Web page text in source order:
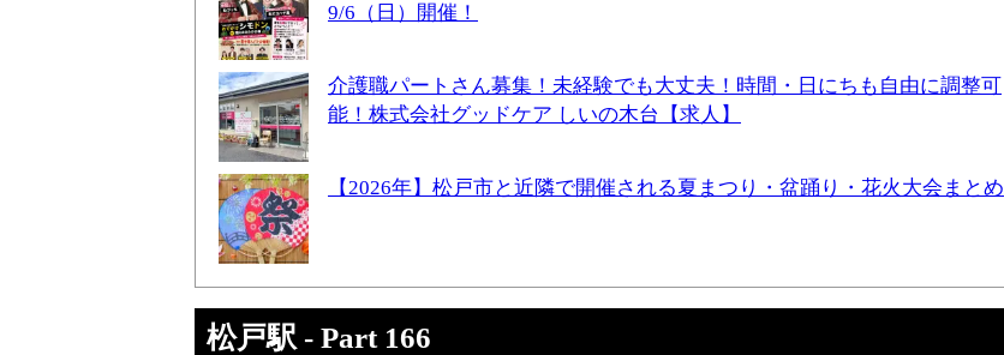
9/6（日）開催！
介護職パートさん募集！未経験でも大丈夫！時間・日にちも自由に調整可
能！株式会社グッドケア しいの木台【求人】
【2026年】松戸市と近隣で開催される夏まつり・盆踊り・花火大会まとめ
松戸駅 - Part 166